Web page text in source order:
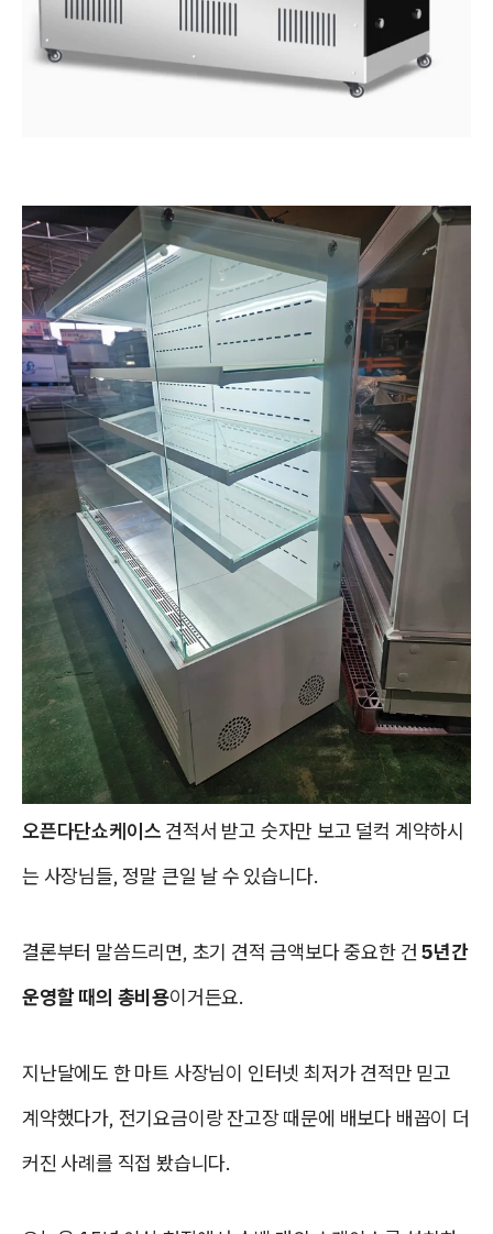
오픈다단쇼케이스 견적서 받고 숫자만 보고 덜컥 계약하시
는 사장님들, 정말 큰일 날 수 있습니다.
결론부터 말씀드리면, 초기 견적 금액보다 중요한 건5년간
운영할 때의 총비용이거든요.
지난달에도 한 마트 사장님이 인터넷 최저가 견적만 믿고
계약했다가, 전기요금이랑 잔고장 때문에 배보다 배꼽이 더
커진 사례를 직접 봤습니다.